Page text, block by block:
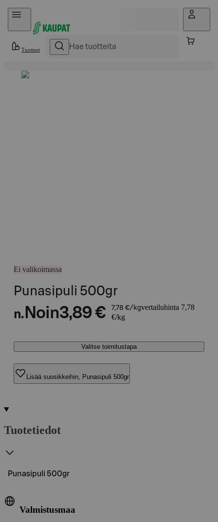
Hyppää sisältöön
Tuotteet
Ei valikoimassa
Punasipuli 500gr
n. Noin3,89 € 7,78 €/kgvertailuhinta 7,78
€/kg
Valitse toimitustapa
Lisää suosikkeihin, Punasipuli 500gr
Tuotetiedot
Punasipuli 500gr
Valmistusmaa